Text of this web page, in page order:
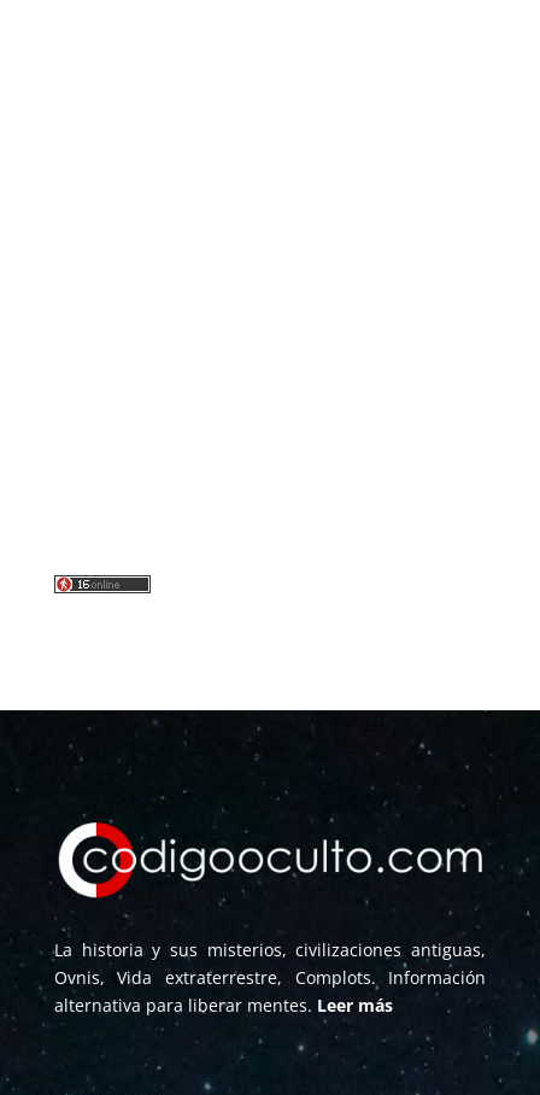
La historia y sus misterios, civilizaciones antiguas,
Ovnis, Vida extraterrestre, Complots. Información
alternativa para liberar mentes. Leer más